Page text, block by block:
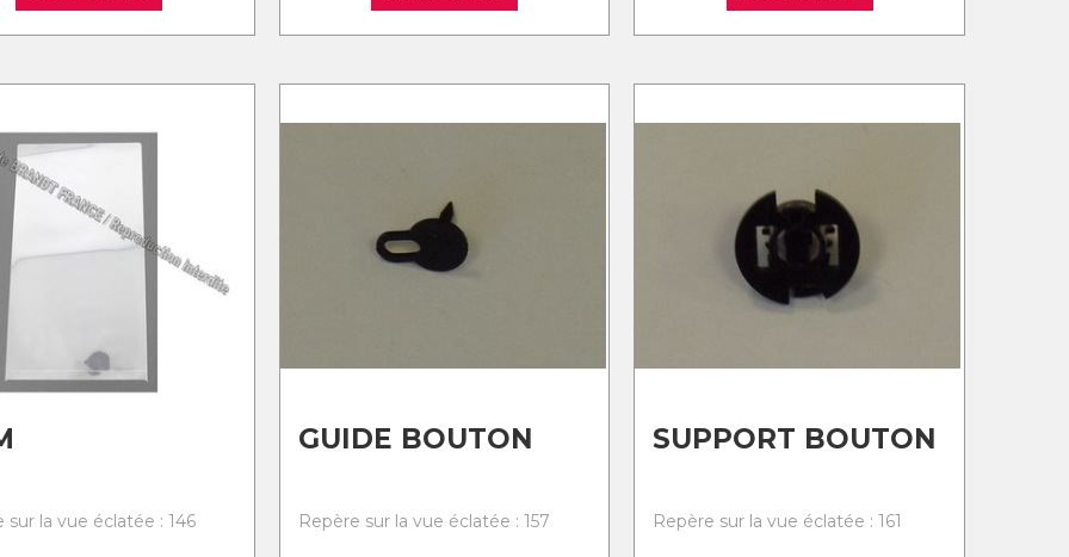
sur la vue éclatée : 146
GUIDE BOUTON
Repère sur la vue éclatée : 157
SUPPORT BOUTON
Repère sur la vue éclatée : 161